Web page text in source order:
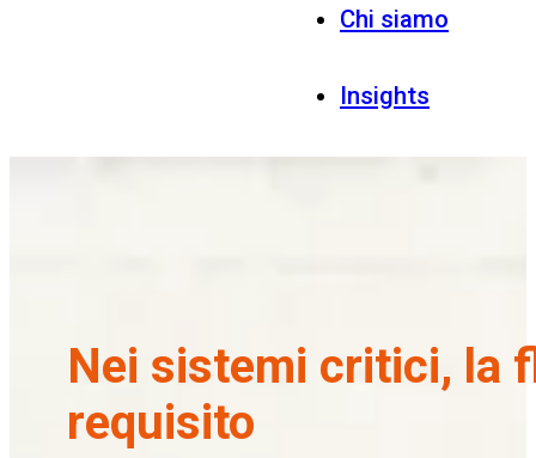
Chi siamo
Insights
Nei sistemi critici, la
requisito